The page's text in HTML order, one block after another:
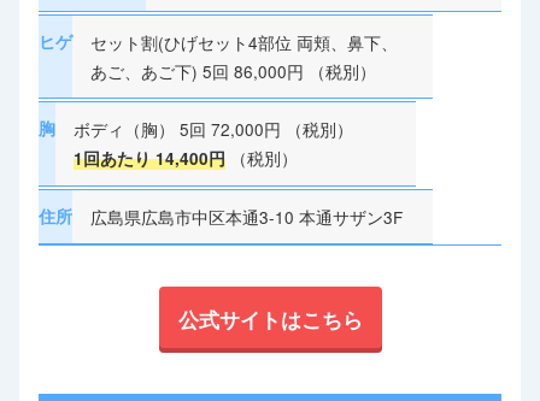
ヒゲ
セット割(ひげセット4部位 両頬、鼻下、
あご、あご下) 5回 86,000円 （税別）
胸 ボディ（胸） 5回 72,000円 （税別）
1回あたり 14,400円 （税別）
住所 広島県広島市中区本通3-10 本通サザン3F
公式サイトはこちら